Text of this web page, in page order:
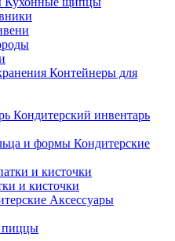
Контейнеры для
Кондитерский инвентарь
Кондитерские
и кисточки
Аксессуары
пиццы